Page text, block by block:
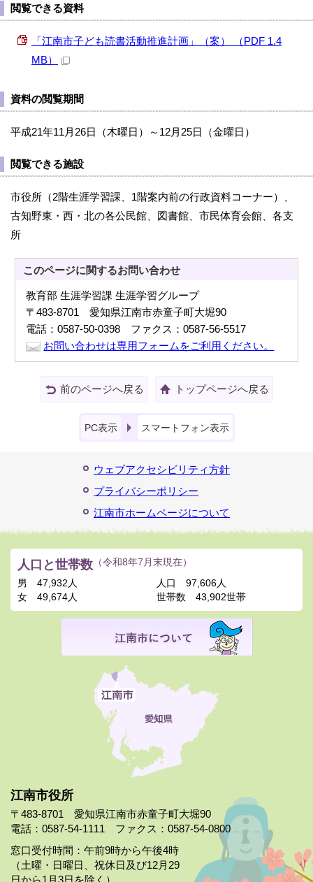
閲覧できる資料
「江南市子ども読書活動推進計画」（案） （PDF 1.4
MB）
資料の閲覧期間
平成21年11月26日（木曜日）～12月25日（金曜日）
閲覧できる施設
市役所（2階生涯学習課、1階案内前の行政資料コーナー）、
古知野東・西・北の各公民館、図書館、市民体育会館、各支
所
このページに関するお問い合わせ
教育部 生涯学習課 生涯学習グループ
〒483-8701 愛知県江南市赤童子町大堀90
電話：0587-50-0398 ファクス：0587-56-5517
お問い合わせは専用フォームをご利用ください。
前のページへ戻る トップページへ戻る
PC表示 スマートフォン表示
ウェブアクセシビリティ方針
プライバシーポリシー
江南市ホームページについて
江南市役所
〒483-8701 愛知県江南市赤童子町大堀90
電話：0587-54-1111 ファクス：0587-54-0800
窓口受付時間：午前9時から午後4時
（土曜・日曜日、祝休日及び12月29
日から1月3日を除く）
人口と世帯数 （令和8年7月末現在）
男
47,932人
女
49,674人
人口
97,606人
世帯数
43,902世帯